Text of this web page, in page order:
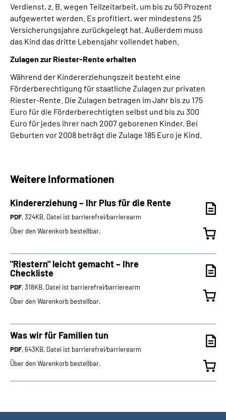
Verdienst, z. B. wegen Teilzeitarbeit, um bis zu 50 Prozent
aufgewertet werden. Es profitiert, wer mindestens 25
Versicherungsjahre zurückgelegt hat. Außerdem muss
das Kind das dritte Lebensjahr vollendet haben.
Zulagen zur Riester-Rente erhalten
Während der Kindererziehungszeit besteht eine
Förderberechtigung für staatliche Zulagen zur privaten
Riester-Rente. Die Zulagen betragen im Jahr bis zu 175
Euro für die Förderberechtigten selbst und bis zu 300
Euro für jedes ihrer nach 2007 geborenen Kinder. Bei
Geburten vor 2008 beträgt die Zulage 185 Euro je Kind.
Weitere Informationen
Kindererziehung – Ihr Plus für die Rente
PDF, 324KB, Datei ist barrierefrei⁄barrierearm
Über den Warenkorb bestellbar.
"Riestern" leicht gemacht – Ihre
Checkliste
PDF, 318KB, Datei ist barrierefrei⁄barrierearm
Über den Warenkorb bestellbar.
Was wir für Familien tun
PDF, 643KB, Datei ist barrierefrei⁄barrierearm
Über den Warenkorb bestellbar.